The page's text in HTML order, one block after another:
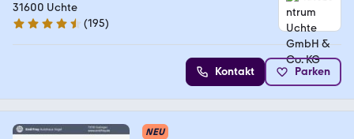
31600 Uchte
4.7 Sterne
(195)
Kontakt Parken
NEU